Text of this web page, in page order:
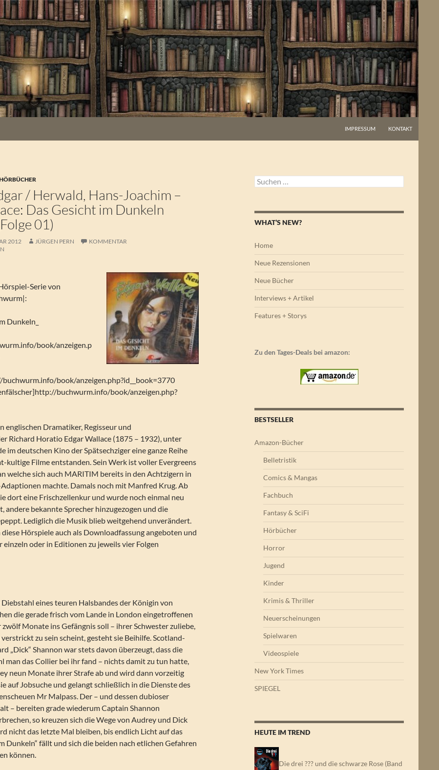
IMPRESSUM KONTAKT
/ Herwald, Hans-Joachim –
Das Gesicht im Dunkeln
01)
2012 JÜRGEN PERN
KOMMENTAR
Serie von
Dunkeln_
book/anzeigen.p
book/anzeigen.php?id__book=3770
buchwurm.info/book/anzeigen.php?
englischen Dramatiker, Regisseur und
Richard Horatio Edgar Wallace (1875 – 1932), unter
im deutschen Kino der Spätsechziger eine ganze Reihe
kultige Filme entstanden. Sein Werk ist voller Evergreens
welche sich auch MARITIM bereits in den Achtzigern in
machte. Damals noch mit Manfred Krug. Ab
dort eine Frischzellenkur und wurde noch einmal neu
andere bekannte Sprecher hinzugezogen und die
Lediglich die Musik blieb weitgehend unverändert.
Hörspiele auch als Downloadfassung angeboten und
einzeln oder in Editionen zu jeweils vier Folgen
eines teuren Halsbandes der Königin von
die gerade frisch vom Lande in London eingetroffenen
Monate ins Gefängnis soll – ihrer Schwester zuliebe,
zu sein scheint, gesteht sie Beihilfe. Scotland-
„Dick“ Shannon war stets davon überzeugt, dass die
man das Collier bei ihr fand – nichts damit zu tun hatte,
neun Monate ihrer Strafe ab und wird dann vorzeitig
auf Jobsuche und gelangt schließlich in die Dienste des
Mr Malpass. Der – und dessen dubioser
– bereiten grade wiederum Captain Shannon
so kreuzen sich die Wege von Audrey und Dick
nicht das letzte Mal bleiben, bis endlich Licht auf das
Dunkeln“ fällt und sich die beiden nach etlichen Gefahren
können.
Suchen
nach:
WHAT’S NEW?
Home
Neue Rezensionen
Neue Bücher
Interviews + Artikel
Features + Storys
Zu den Tages-Deals bei amazon:
BESTSELLER
Amazon-Bücher
Belletristik
Comics & Mangas
Fachbuch
Fantasy & SciFi
Hörbücher
Horror
Jugend
Kinder
Krimis & Thriller
Neuerscheinungen
Spielwaren
Videospiele
New York Times
SPIEGEL
HEUTE IM TREND
Die drei ??? und die schwarze Rose (Band